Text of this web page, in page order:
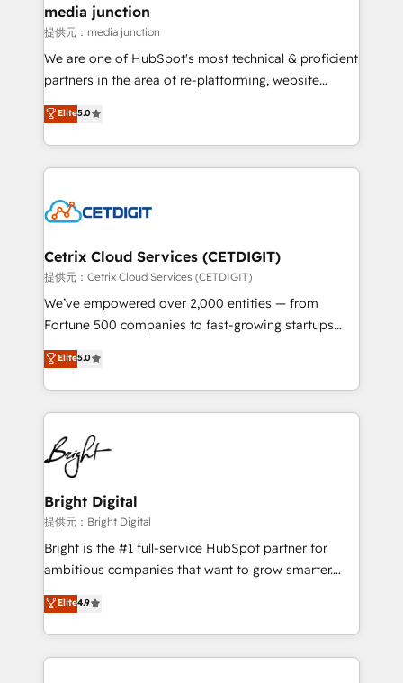
Mexico, USA, and Portugal—we've executed over a
hundred successful operations. Our approach,
rooted in RevOps principles, integrates analysis,
training, planning, and qualification. Leveraging
inbound marketing tactics, we focus on
understanding, nurturing, and converting leads.
competitive market.
media junction
提供元：media junction
We are one of HubSpot's most technical & proficient
partners in the area of re-platforming, website
design & development. We specialize in multi-hub
implementations for mid-market & enterprise
companies. We are woman-owned, powered by
coffee, and we ❤️ dogs. We produce award-winning
Impact Award 🏆2022 Technical Expertise Impact
Award 🏆2020 Elite Solutions Partner 🏆2019
Integrations HubSpot Impact Award 🏆2019
Marketing Enablement HubSpot Impact Award 🏆
2018 Website Design HubSpot Impact Award 🏆2017
Growth-Driven Design Agency of the Year 🏆2016
Sales Enablement HubSpot Impact Award 🏆2015
HubSpot COS Performance Award 🏆2014 HubSpot
COS Design Award 🏆2013 HubSpot Marketplace
Partner 📆Founded in 1997
Elite5.0
Cetrix Cloud Services (CETDIGIT)
提供元：Cetrix Cloud Services (CETDIGIT)
We’ve empowered over 2,000 entities — from
Fortune 500 companies to fast-growing startups
and nonprofits — to streamline operations, scale
revenue, and unlock the full potential of HubSpot.
With deep technical and industry expertise, we fuse
automation, integration, and AI innovation to deliver
lasting impact. We specialize in: • Turnkey and end-
to-end HubSpot implementations • Onboarding for
Sales, Service, Marketing & Content Hubs • AI voice
and chat agents, predictive automation, and smart
workflows • Salesforce + HubSpot integration •
RevOps and AI-driven sales enablement • Website
design and CMS development • ERP integration: SAP,
and CRM migration from any platform •
Client/member portals built on HubSpot • Custom
Elite5.0
Bright Digital
提供元：Bright Digital
Bright is the #1 full-service HubSpot partner for
ambitious companies that want to grow smarter.
From HubSpot onboarding, to training, from
developing a new website to lead generation and
digital marketing; we do it all (and with great
results)! In short, our services include: - HubSpot
Elite4.9